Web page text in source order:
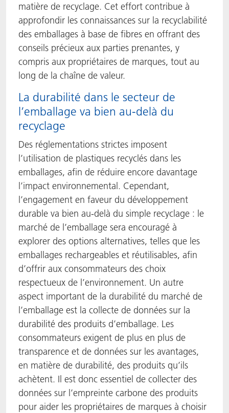
matière de recyclage. Cet effort contribue à
approfondir les connaissances sur la recyclabilité
des emballages à base de fibres en offrant des
conseils précieux aux parties prenantes, y
compris aux propriétaires de marques, tout au
long de la chaîne de valeur.
La durabilité dans le secteur de
l’emballage va bien au-delà du
recyclage
Des réglementations strictes imposent
l’utilisation de plastiques recyclés dans les
emballages, afin de réduire encore davantage
l’impact environnemental. Cependant,
l’engagement en faveur du développement
durable va bien au-delà du simple recyclage : le
marché de l’emballage sera encouragé à
explorer des options alternatives, telles que les
emballages rechargeables et réutilisables, afin
d’offrir aux consommateurs des choix
respectueux de l’environnement. Un autre
aspect important de la durabilité du marché de
l’emballage est la collecte de données sur la
durabilité des produits d’emballage. Les
consommateurs exigent de plus en plus de
transparence et de données sur les avantages,
en matière de durabilité, des produits qu’ils
achètent. Il est donc essentiel de collecter des
données sur l’empreinte carbone des produits
pour aider les propriétaires de marques à choisir